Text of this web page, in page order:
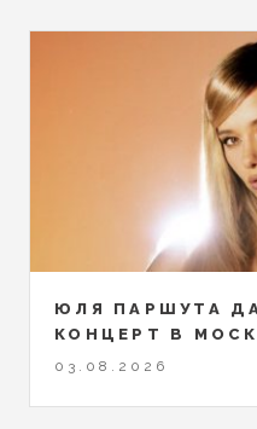
ЮЛЯ ПАРШУТА
КОНЦЕРТ В
03.08.2026